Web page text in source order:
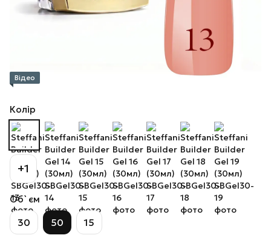
Відео
Колір
+1
Об`єм
30 50 15